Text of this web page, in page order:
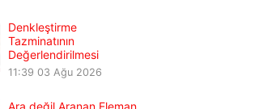
Denkleştirme
Tazminatının
Değerlendirilmesi
11:39 03 Ağu 2026